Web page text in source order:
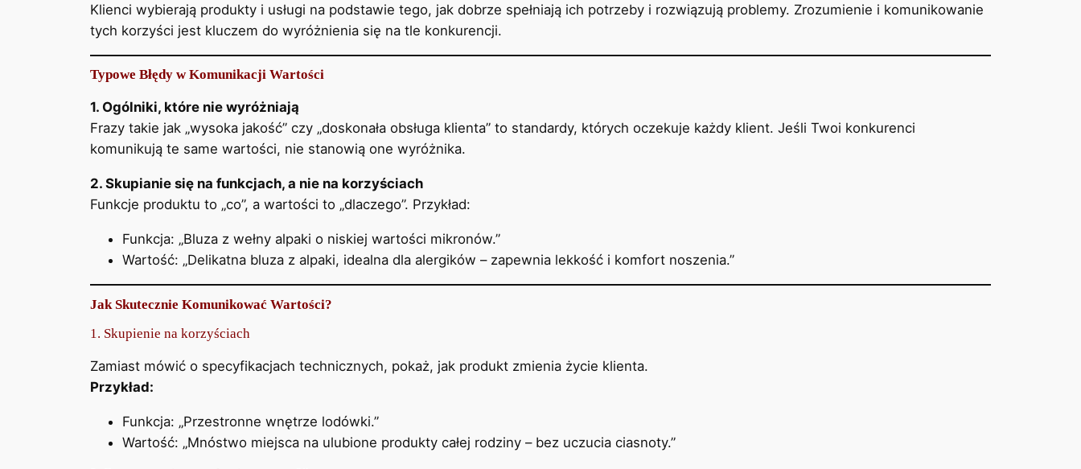
Klienci wybierają produkty i usługi na podstawie tego, jak dobrze spełniają ich potrzeby i rozwiązują problemy. Zrozumienie i komunikowanie
tych korzyści jest kluczem do wyróżnienia się na tle konkurencji.
Typowe Błędy w Komunikacji Wartości
1. Ogólniki, które nie wyróżniają
Frazy takie jak „wysoka jakość” czy „doskonała obsługa klienta” to standardy, których oczekuje każdy klient. Jeśli Twoi konkurenci
komunikują te same wartości, nie stanowią one wyróżnika.
2. Skupianie się na funkcjach, a nie na korzyściach
Funkcje produktu to „co”, a wartości to „dlaczego”. Przykład:
Funkcja: „Bluza z wełny alpaki o niskiej wartości mikronów.”
Wartość: „Delikatna bluza z alpaki, idealna dla alergików – zapewnia lekkość i komfort noszenia.”
Jak Skutecznie Komunikować Wartości?
1. Skupienie na korzyściach
Zamiast mówić o specyfikacjach technicznych, pokaż, jak produkt zmienia życie klienta.
Przykład:
Funkcja: „Przestronne wnętrze lodówki.”
Wartość: „Mnóstwo miejsca na ulubione produkty całej rodziny – bez uczucia ciasnoty.”